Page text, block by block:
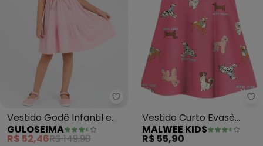
Guloseima - Vestido Godê
Vestido Godê Infantil em
Meia Malha (Rosa)
GULOSEIMA
R$ 52,46R$ 149,90
Vestido Curto Evasê
Estampado (Rosa)
MALWEE KIDS
R$ 55,90